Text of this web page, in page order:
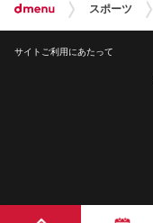
スポーツ
サイトご利用にあたって